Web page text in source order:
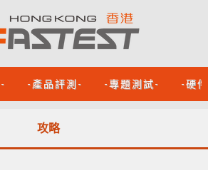
-產品評測- -專題測試- -硬
攻略